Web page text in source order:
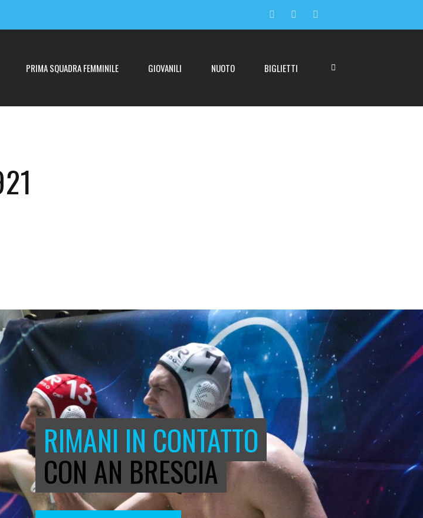
PRIMA SQUADRA FEMMINILE GIOVANILI NUOTO BIGLIETTI
RIMANI IN CONTATTO
CON AN BRESCIA